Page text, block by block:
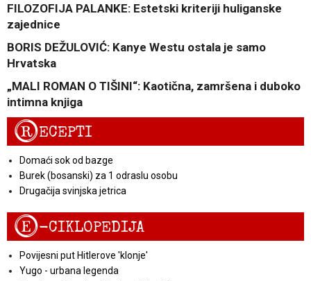
FILOZOFIJA PALANKE: Estetski kriteriji huliganske
zajednice
BORIS DEŽULOVIĆ: Kanye Westu ostala je samo
Hrvatska
„MALI ROMAN O TIŠINI“: Kaotična, zamršena i duboko
intimna knjiga
RECEPTI
Domaći sok od bazge
Burek (bosanski) za 1 odraslu osobu
Drugačija svinjska jetrica
E-CIKLOPEDIJA
Povijesni put Hitlerove 'klonje'
Yugo - urbana legenda